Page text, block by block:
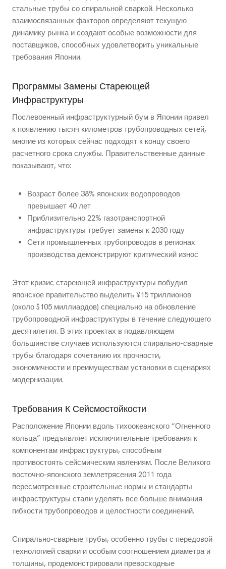
стальные трубы со спиральной сваркой. Несколько
взаимосвязанных факторов определяют текущую
динамику рынка и создают особые возможности для
поставщиков, способных удовлетворить уникальные
требования Японии.
Программы Замены Стареющей
Инфраструктуры
Послевоенный инфраструктурный бум в Японии привел
к появлению тысяч километров трубопроводных сетей,
многие из которых сейчас подходят к концу своего
расчетного срока службы. Правительственные данные
показывают, что:
Возраст более 38% японских водопроводов
превышает 40 лет
Приблизительно 22% газотранспортной
инфраструктуры требует замены к 2030 году
Сети промышленных трубопроводов в регионах
производства демонстрируют критический износ
Этот кризис стареющей инфраструктуры побудил
японское правительство выделить ¥15 триллионов
(около $105 миллиардов) специально на обновление
трубопроводной инфраструктуры в течение следующего
десятилетия. В этих проектах в подавляющем
большинстве случаев используются спирально-сварные
трубы благодаря сочетанию их прочности,
экономичности и преимуществам установки в сценариях
модернизации.
Требования К Сейсмостойкости
Расположение Японии вдоль тихоокеанского “Огненного
кольца” предъявляет исключительные требования к
компонентам инфраструктуры, способным
противостоять сейсмическим явлениям. После Великого
восточно-японского землетрясения 2011 года
пересмотренные строительные нормы и стандарты
инфраструктуры стали уделять все больше внимания
гибкости трубопроводов и целостности соединений.
Спирально-сварные трубы, особенно трубы с передовой
технологией сварки и особым соотношением диаметра и
толщины, продемонстрировали превосходные